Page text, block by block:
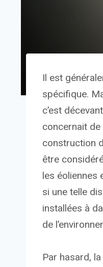
Il est
spécifique.
c’est
concernait
construction
être
les éoliennes
si une telle
installées à
de
Par hasard,